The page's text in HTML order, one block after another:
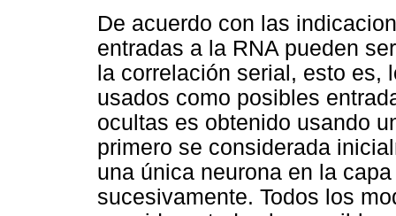
De acuerdo con las
entradas a la RNA pueden
la correlación serial, esto es,
usados como posibles
ocultas es obtenido usando
primero se considerada
una única neurona en la
sucesivamente. Todos los